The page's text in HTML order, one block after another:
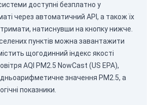
доступні безплатно у
через автоматичний API , а також їх
натиснувши на кнопку нижче.
пунктів можна завантажити
щогодинний індекс якості
AQI PM2.5 NowCast (US EPA),
значення PM2.5, а
показники.